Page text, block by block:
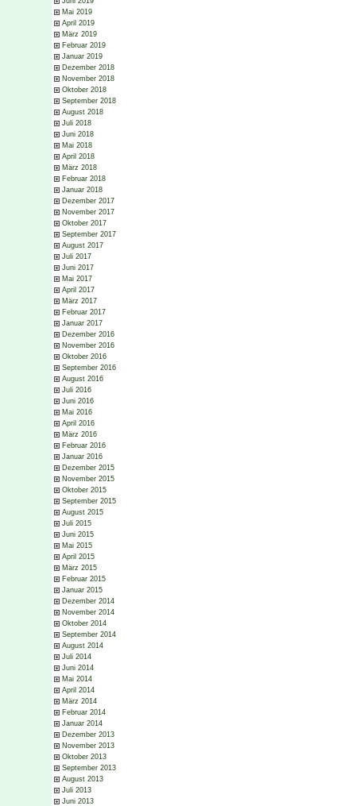
Mai 2019
April 2019
März 2019
Februar 2019
Januar 2019
Dezember 2018
November 2018
Oktober 2018
September 2018
August 2018
Juli 2018
Juni 2018
Mai 2018
April 2018
März 2018
Februar 2018
Januar 2018
Dezember 2017
November 2017
Oktober 2017
September 2017
August 2017
Juli 2017
Juni 2017
Mai 2017
April 2017
März 2017
Februar 2017
Januar 2017
Dezember 2016
November 2016
Oktober 2016
September 2016
August 2016
Juli 2016
Juni 2016
Mai 2016
April 2016
März 2016
Februar 2016
Januar 2016
Dezember 2015
November 2015
Oktober 2015
September 2015
August 2015
Juli 2015
Juni 2015
Mai 2015
April 2015
März 2015
Februar 2015
Januar 2015
Dezember 2014
November 2014
Oktober 2014
September 2014
August 2014
Juli 2014
Juni 2014
Mai 2014
April 2014
März 2014
Februar 2014
Januar 2014
Dezember 2013
November 2013
Oktober 2013
September 2013
August 2013
Juli 2013
Juni 2013